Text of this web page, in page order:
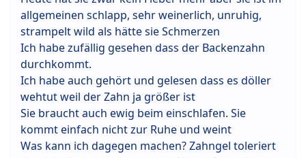
allgemeinen schlapp, sehr weinerlich, unruhig,
strampelt wild als hätte sie Schmerzen
Ich habe zufällig gesehen dass der Backenzahn
durchkommt.
Ich habe auch gehört und gelesen dass es döller
wehtut weil der Zahn ja größer ist
Sie braucht auch ewig beim einschlafen. Sie
kommt einfach nicht zur Ruhe und weint
Was kann ich dagegen machen? Zahngel toleriert